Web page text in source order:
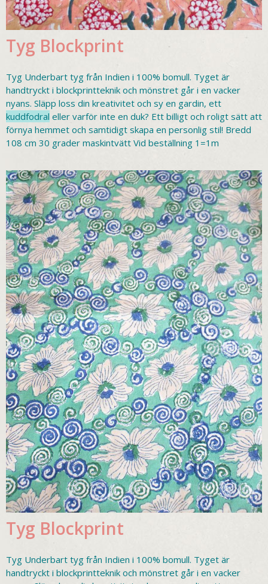
Tyg Blockprint
Tyg Underbart tyg från Indien i 100% bomull. Tyget är
handtryckt i blockprintteknik och mönstret går i en vacker
nyans. Släpp loss din kreativitet och sy en gardin, ett
kuddfodral eller varför inte en duk? Ett billigt och roligt sätt att
förnya hemmet och samtidigt skapa en personlig stil! Bredd
108 cm 30 grader maskintvätt Vid beställning 1=1m
Tyg Blockprint
Tyg Underbart tyg från Indien i 100% bomull. Tyget är
handtryckt i blockprintteknik och mönstret går i en vacker